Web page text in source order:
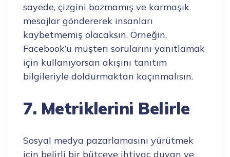
sayede, çizgini bozmamış ve karmaşık
mesajlar göndererek insanları
kaybetmemiş olacaksın. Örneğin,
Facebook’u müşteri sorularını yanıtlamak
için kullanıyorsan akışını tanıtım
bilgileriyle doldurmaktan kaçınmalısın.
7. Metriklerini Belirle
Sosyal medya pazarlamasını yürütmek
için belirli bir bütçeye ihtiyaç duyan ve